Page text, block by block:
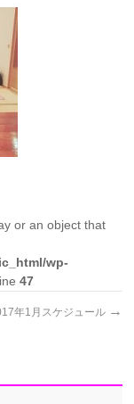
or an object that
wp-
47
年1月スケジュール →